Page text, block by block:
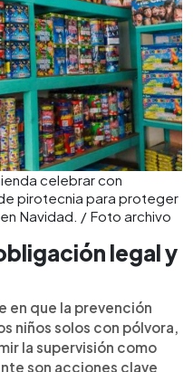
celebrar con
pirotecnia para proteger
Navidad. / Foto archivo
legal y
en que la prevención
niños solos con pólvora,
la supervisión como
son acciones clave